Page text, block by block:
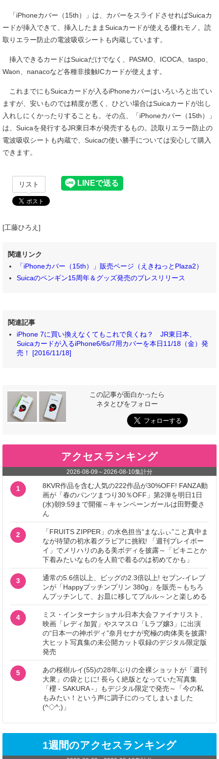
「iPhoneカバー（15th）」は、カバーをスライドさせればSuicaカ
ードが挿入できて、挿入したままSuicaカードが使える優れモノ。読
取りエラー防止の電波吸収シートも内蔵しています。
挿入できるカードはSuicaだけでなく、PASMO、ICOCA、taspo、
Waon、nanacoなど各種非接触ICカードが使えます。
これまでにもSuicaカードが入るiPhoneカバーはいろいろと出てい
ますが、安いものでは精度が悪く、ひどい場合はSuicaカードが出し
入れしにくかったりすることも。その点、「iPhoneカバー（15th）」
は、Suicaを発行するJR東日本が発売するもの。読取りエラー防止の
電波吸収シートも内蔵で、Suicaの使い勝手については安心して購入
できます。
リスト
[工藤ひろえ]
関連リンク
「iPhoneカバー（15th）」販売ページ（えきねっとPlaza2）
Suicaのペンギン15周年＆グッズ発売のプレスリリース
関連記事
iPhone 7に買い換えなくてもこれで良くね？ JR東日本、
Suicaカードが入るiPhone6/6s/7用カバーを本日11/18（金）発
売！ [2016/11/18]
この記事が面白かったら
ネタとぴをフォロー
アクセスランキング
2026-08-09 ～2026-08-10集計分
1
8KVR作品を含む人気の222作品が30%OFF! FANZA動
画が「春のパンツまつり30％OFF」第2弾を明日1日
(水)朝9:59まで開催～キャンペーンガールは田野憂さ
ん
2
「FRUITS ZIPPER」の水色担当“まなふぃ”こと真中ま
なが待望の初水着グラビアに挑戦! 「週刊プレイボー
イ」でメリハリのある美ボディを披露～「ビキニとか
下着みたいなものを人前で着るのは初めてかも」
3
通常の5.6倍以上、ビッグの2.3倍以上! セブン‐イレブ
ンが「Happyプッチンプリン 380g」を販売～もちろ
んプッチンして、お皿に移してプルル～ンと楽しめる
4
ミス・インターナショナル日本大会ファイナリスト、
映画「レディ加賀」やスマスロ「Lラブ嬢3」に出演
の“日本一の神ボディ”奈月セナが究極の肉体美を披露!
大ヒット写真集の未公開カット収録のデジタル限定版
発売
5
あの桜樹ルイ(55)の28年ぶりの全裸ショットが「週刊
大衆」の袋とじに! 長らく絶版となっていた写真集
「櫻 - SAKURA -」もデジタル限定で発売～「今の私
もみたい！という声に調子にのってしまいました
(^◇^;)」
1週間のアクセスランキング